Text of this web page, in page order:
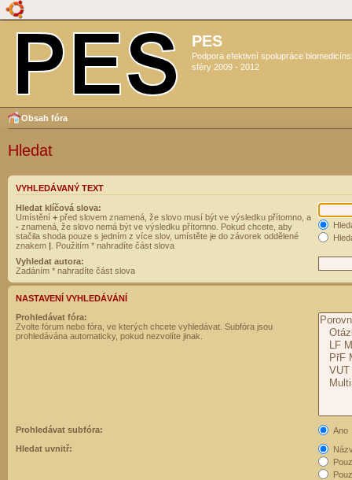
PES
Podpora efektivní spolupráce
sféry 2009 - 2012
Obsah fóra
Hledat
VYHLEDÁVANÝ TEXT
Hledat klíčová slova:
Umístění + před slovem znamená, že slovo musí být ve výsledku přítomno, a
- znamená, že slovo nemá být ve výsledku přítomno. Pokud chcete, aby
stačila shoda pouze s jedním z více slov, umístěte je do závorek oddělené
znakem | . Použitím * nahradíte část slova
Vyhledat autora:
Zadáním * nahradíte část slova
NASTAVENÍ VYHLEDÁVÁNÍ
Prohledávat fóra:
Zvolte fórum nebo fóra, ve kterých chcete vyhledávat. Subfóra jsou
prohledávána automaticky, pokud nezvolíte jinak.
Prohledávat subfóra:
Ano
Hledat uvnitř: